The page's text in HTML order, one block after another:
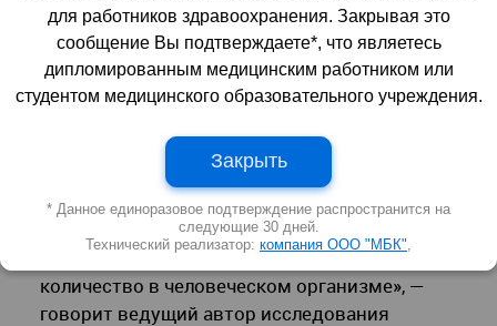
Результаты работыпоказали тревожную
тенденцию.
Ученые с 2014 по 2017 годы провели
2500 детей в возрасте от 3 до 17 лет.
Микропластик был обнаружен в 97 %
образцов. «Наше исследование четко
показывает, что с увеличением
производства пластика растет и его
количество в человеческом организме», —
говорит ведущий автор исследования
для работников здравоохранения. Закрывая это
сообщение Вы подтверждаете*, что являетесь
дипломированным медицинским работником или
студентом медицинского образовательного учреждения.
Закрыть
* Данное единоразовое подтверждение распространится на
следующие 30 дней.
Технический реализатор: компания ООО "МБК"